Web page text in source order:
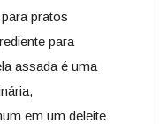
pratos
para
assada é uma
em um deleite